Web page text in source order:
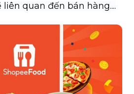
liên quan đến bán hàng....